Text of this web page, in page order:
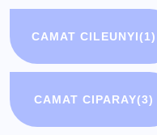
CAMAT CILEUNYI(1)
CAMAT CIPARAY(3)